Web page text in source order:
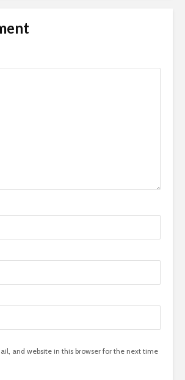
and website in this browser for the next time